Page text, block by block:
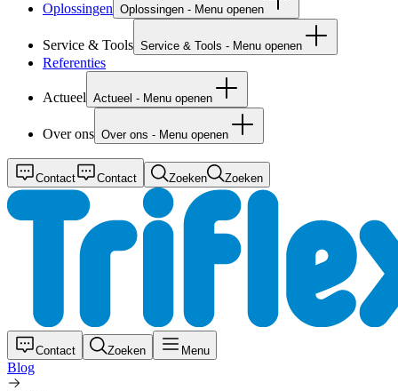
Oplossingen Oplossingen - Menu openen
Service & Tools Service & Tools - Menu openen
Referenties
Actueel Actueel - Menu openen
Over ons Over ons - Menu openen
Contact Contact Zoeken Zoeken
Contact Zoeken Menu
Blog